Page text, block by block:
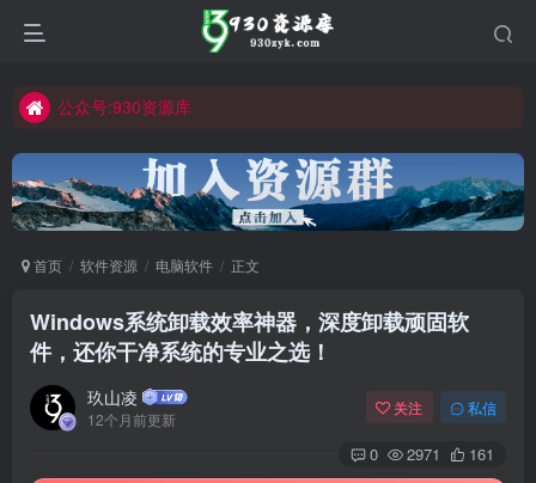
公众号:930资源库
首页 软件资源 电脑软件 正文
Windows系统卸载效率神器，深度卸载顽固软
件，还你干净系统的专业之选！
玖山凌
12个月前更新
关注 私信
0 2971 161